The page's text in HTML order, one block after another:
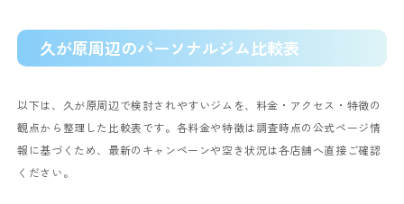
久が原周辺のパーソナルジム比較表
以下は、久が原周辺で検討されやすいジムを、料金・アクセス・特徴の
観点から整理した比較表です。各料金や特徴は調査時点の公式ページ情
報に基づくため、最新のキャンペーンや空き状況は各店舗へ直接ご確認
ください。